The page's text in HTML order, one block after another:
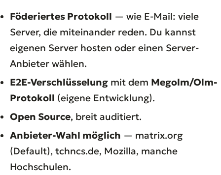
Föderiertes Protokoll — wie E-Mail: viele
Server, die miteinander reden. Du kannst
eigenen Server hosten oder einen Server-
Anbieter wählen.
E2E-Verschlüsselung mit dem Megolm/Olm-
Protokoll (eigene Entwicklung).
Open Source, breit auditiert.
Anbieter-Wahl möglich — matrix.org
(Default), tchncs.de, Mozilla, manche
Hochschulen.